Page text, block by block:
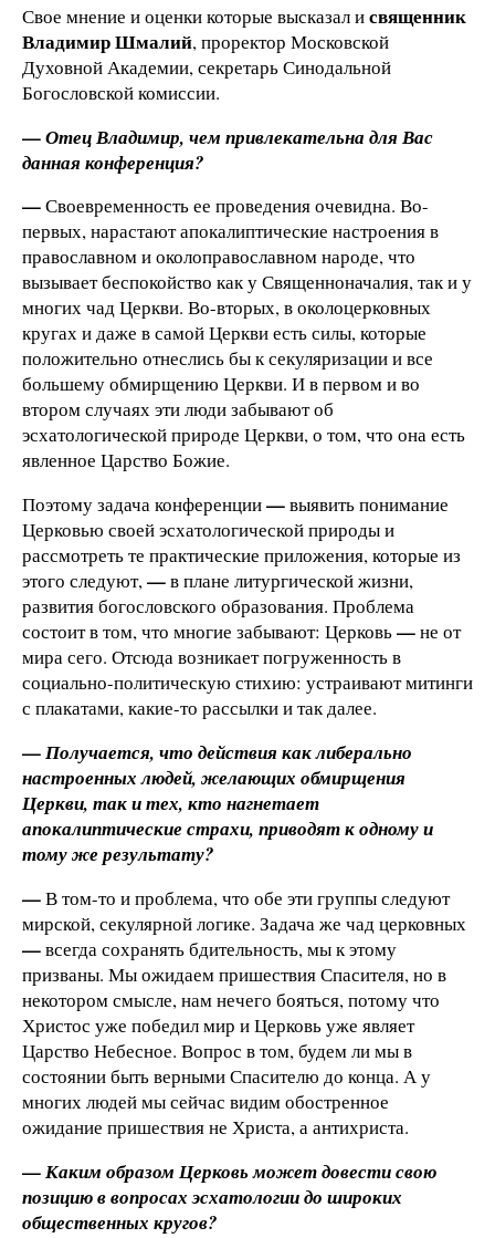
Свое мнение и оценки которые высказал исвященник
Владимир Шмалий, проректор Московской
Духовной Академии, секретарь Синодальной
Богословской комиссии.
—Отец Владимир, чем привлекательна для Вас
данная конференция?
—Своевременность ее проведения очевидна. Во-
первых, нарастают апокалиптические настроения в
православном и околоправославном народе, что
вызывает беспокойство как у Священноначалия, так и у
многих чад Церкви. Во-вторых, в околоцерковных
кругах и даже в самой Церкви есть силы, которые
положительно отнеслись бы к секуляризации и все
большему обмирщению Церкви. И в первом и во
втором случаях эти люди забывают об
эсхатологической природе Церкви, о том, что она есть
явленное Царство Божие.
Поэтому задача конференции—выявить понимание
Церковью своей эсхатологической природы и
рассмотреть те практические приложения, которые из
этого следуют,—в плане литургической жизни,
развития богословского образования. Проблема
состоит в том, что многие забывают: Церковь—не от
мира сего. Отсюда возникает погруженность в
социально-политическую стихию: устраивают митинги
с плакатами, какие-то рассылки и так далее.
—Получается, что действия как либерально
настроенных людей, желающих обмирщения
Церкви, так и тех, кто нагнетает
апокалиптические страхи, приводят к одному и
тому же результату?
—В том-то и проблема, что обе эти группы следуют
мирской, секулярной логике. Задача же чад церковных
—всегда сохранять бдительность, мы к этому
призваны. Мы ожидаем пришествия Спасителя, но в
некотором смысле, нам нечего бояться, потому что
Христос уже победил мир и Церковь уже являет
Царство Небесное. Вопрос в том, будем ли мы в
состоянии быть верными Спасителю до конца. А у
многих людей мы сейчас видим обостренное
ожидание пришествия не Христа, а антихриста.
— Каким образом Церковь может довести свою
позицию в вопросах эсхатологии до широких
общественных кругов?